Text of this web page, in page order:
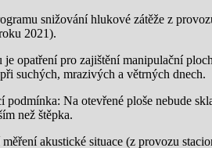
snižování hlukové zátěže z
2021).
opatření pro zajištění manipulační
suchých, mrazivých a větrných dnech.
Na otevřené ploše nebude
než štěpka.
akustické situace (z provozu